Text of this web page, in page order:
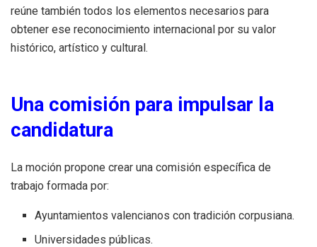
reúne también todos los elementos necesarios para
obtener ese reconocimiento internacional por su valor
histórico, artístico y cultural.
Una comisión para impulsar la
candidatura
La moción propone crear una comisión específica de
trabajo formada por:
Ayuntamientos valencianos con tradición corpusiana.
Universidades públicas.